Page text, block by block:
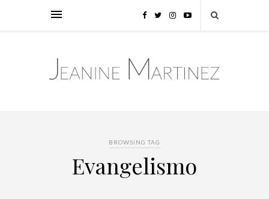
BROWSING TAG
Evangelismo